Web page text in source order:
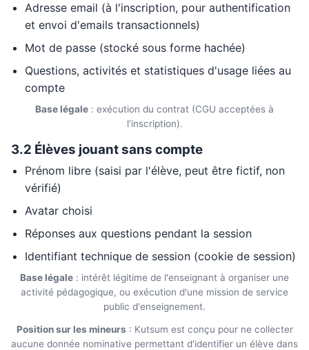
Adresse email (à l'inscription, pour authentification
et envoi d'emails transactionnels)
Mot de passe (stocké sous forme hachée)
Questions, activités et statistiques d'usage liées au
compte
Base légale : exécution du contrat (CGU acceptées à
l'inscription).
3.2 Élèves jouant sans compte
Prénom libre (saisi par l'élève, peut être fictif, non
vérifié)
Avatar choisi
Réponses aux questions pendant la session
Identifiant technique de session (cookie de session)
Base légale : intérêt légitime de l'enseignant à organiser une
activité pédagogique, ou exécution d'une mission de service
public d'enseignement.
Position sur les mineurs : Kutsum est conçu pour ne collecter
aucune donnée nominative permettant d'identifier un élève dans